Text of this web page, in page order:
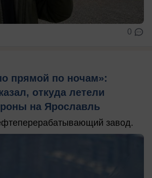
0
прямой по ночам»:
откуда летели
на Ярославль
завод.